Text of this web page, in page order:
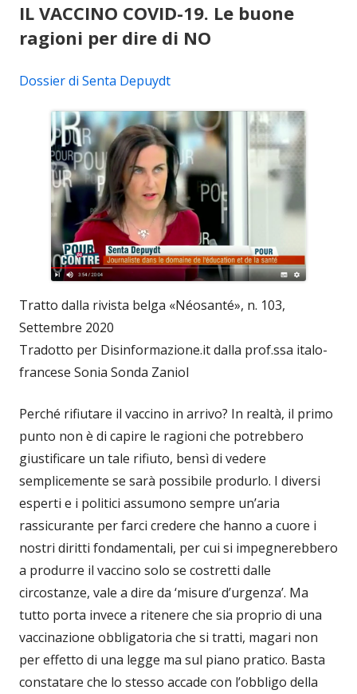
IL VACCINO COVID-19. Le buone
ragioni per dire di NO
Dossier di Senta Depuydt
Tratto dalla rivista belga «Néosanté», n. 103,
Settembre 2020
Tradotto per Disinformazione.it dalla prof.ssa italo-
francese Sonia Sonda Zaniol
Perché rifiutare il vaccino in arrivo? In realtà, il primo
punto non è di capire le ragioni che potrebbero
giustificare un tale rifiuto, bensì di vedere
semplicemente se sarà possibile produrlo. I diversi
esperti e i politici assumono sempre un’aria
rassicurante per farci credere che hanno a cuore i
nostri diritti fondamentali, per cui si impegnerebbero
a produrre il vaccino solo se costretti dalle
circostanze, vale a dire da ‘misure d’urgenza’. Ma
tutto porta invece a ritenere che sia proprio di una
vaccinazione obbligatoria che si tratti, magari non
per effetto di una legge ma sul piano pratico. Basta
constatare che lo stesso accade con l’obbligo della